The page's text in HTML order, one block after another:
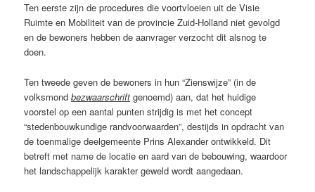
Ten eerste zijn de procedures die voortvloeien uit de Visie
Ruimte en Mobiliteit van de provincie Zuid-Holland niet gevolgd
en de bewoners hebben de aanvrager verzocht dit alsnog te
doen.
Ten tweede geven de bewoners in hun “Zienswijze” (in de
volksmondbezwaarschrift genoemd) aan, dat het huidige
voorstel op een aantal punten strijdig is met het concept
“stedenbouwkundige randvoorwaarden”, destijds in opdracht van
de toenmalige deelgemeente Prins Alexander ontwikkeld. Dit
betreft met name de locatie en aard van de bebouwing, waardoor
het landschappelijk karakter geweld wordt aangedaan.